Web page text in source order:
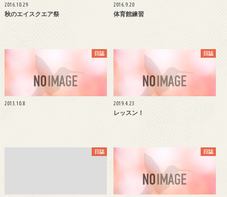
2016.10.29
秋のエイスクエア祭
2016.9.20
体育館練習
日誌
2013.10.8
日誌
2019.4.23
レッスン！
日誌 日誌